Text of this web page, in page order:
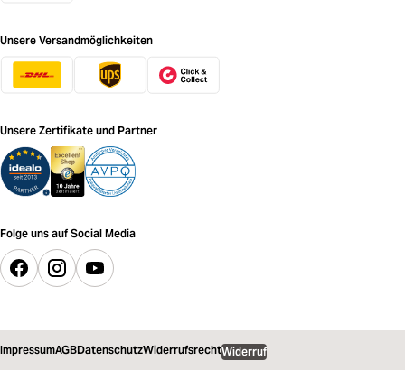
Unsere Versandmöglichkeiten
Unsere Zertifikate und Partner
Folge uns auf Social Media
ImpressumAGBDatenschutzWiderrufsrechtWiderruf